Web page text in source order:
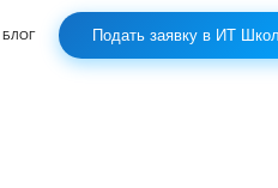
БЛОГ Подать заявку в ИТ